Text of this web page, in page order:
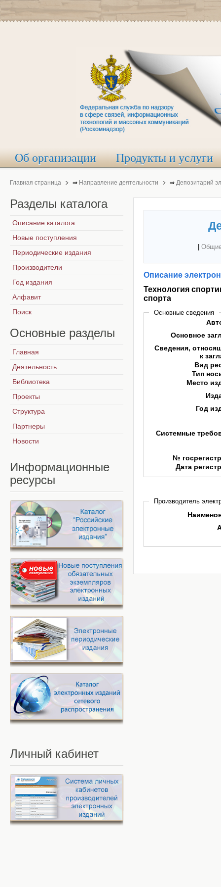
Об организации Продукты и услуги
Главная страница ⇒ Направление деятельности ⇒ Депозитарий
Описание
Технология
спорта
Основные сведения
Основное
Сведения,
к
Вид
Тип
Место
Год
Системные
№
Дата
Производитель
Разделы каталога
Описание каталога
Новые поступления
Периодические издания
Производители
Год издания
Алфавит
Поиск
Основные разделы
Главная
Деятельность
Библиотека
Проекты
Структура
Партнеры
Новости
Информационные
ресурсы
Личный кабинет